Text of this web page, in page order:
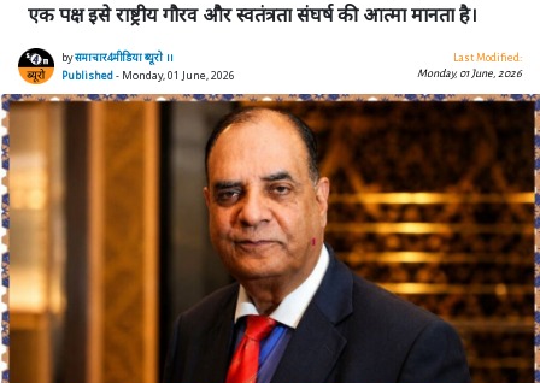
एक पक्ष इसे राष्ट्रीय गौरव और स्वतंत्रता संघर्ष की आत्मा मानता है।
byसमाचार4मीडिया ब्यूरो ।।
Published- Monday, 01 June, 2026
Last Modified:
Monday, 01 June, 2026